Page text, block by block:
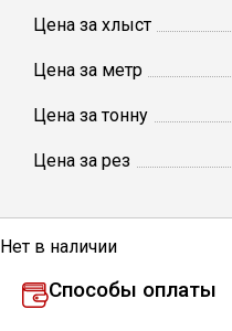
Труба
Полоса
Цена за хлыст
Цена за метр
Цена за тонну
Цена за рез
Нет в наличии
Способы оплаты